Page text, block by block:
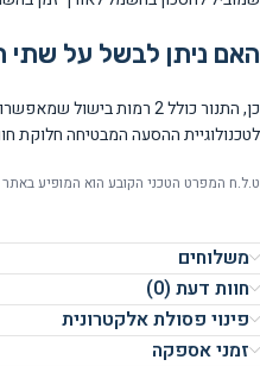
האם ניתן לבשל על שתי
כן, התנור כולל 2 רמות
לטכנולוגיית ההסעה המבטיחה חלוקת
ט.ל.ח המפרט הטכני הקובע הוא המופיע באתר
משלוחים
חוות דעת (0)
פינוי פסולת אלקטרונית
זמני אספקה